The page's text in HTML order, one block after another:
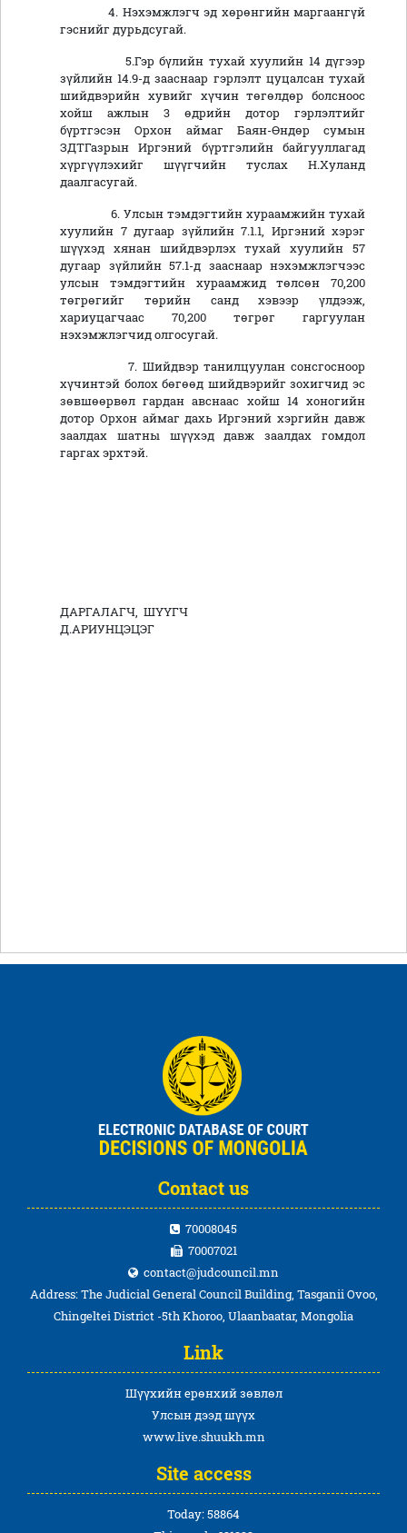
4. Нэхэмжлэгч эд хөрөнгийн маргаангүй
гэснийг дурьдсугай.
5.Гэр бүлийн тухай хуулийн 14 дүгээр
зүйлийн 14.9-д зааснаар гэрлэлт цуцалсан тухай
шийдвэрийн хувийг хүчин төгөлдөр болсноос
хойш ажлын 3 өдрийн дотор гэрлэлтийг
бүртгэсэн Орхон аймаг Баян-Өндөр сумын
ЗДТГазрын Иргэний бүртгэлийн байгууллагад
хүргүүлэхийг шүүгчийн туслах Н.Хуланд
даалгасугай.
6. Улсын тэмдэгтийн хураамжийн тухай
хуулийн 7 дугаар зүйлийн 7.1.1, Иргэний хэрэг
шүүхэд хянан шийдвэрлэх тухай хуулийн 57
дугаар зүйлийн 57.1-д зааснаар нэхэмжлэгчээс
улсын тэмдэгтийн хураамжид төлсөн 70,200
төгрөгийг төрийн санд хэвээр үлдээж,
хариуцагчаас 70,200 төгрөг гаргуулан
нэхэмжлэгчид олгосугай.
7. Шийдвэр танилцуулан сонсгосноор
хүчинтэй болох бөгөөд шийдвэрийг зохигчид эс
зөвшөөрвөл гардан авснаас хойш 14 хоногийн
дотор Орхон аймаг дахь Иргэний хэргийн давж
заалдах шатны шүүхэд давж заалдах гомдол
гаргах эрхтэй.
ДАРГАЛАГЧ, ШҮҮГЧ
Д.АРИУНЦЭЦЭГ
Contact us
70008045
70007021
contact@judcouncil.mn
Address: The Judicial General Council Building, Tasganii Ovoo,
Chingeltei District -5th Khoroo, Ulaanbaatar, Mongolia
Link
Шүүхийн ерөнхий зөвлөл
Улсын дээд шүүх
www.live.shuukh.mn
Site access
Today: 58864